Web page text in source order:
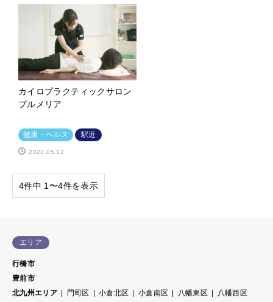
カイロプラクティックサロン
プルメリア
健康・ヘルス 駅近
2022.05.12
4件中 1〜4件を表示
エリア
行橋市
豊前市
北九州エリア
門司区 小倉北区 小倉南区 八幡東区
八幡西区